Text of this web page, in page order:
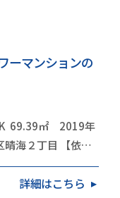
マンションの
69.39㎡ 2019年
回は…
詳細はこちら